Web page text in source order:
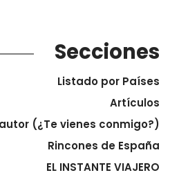
Secciones
Listado por Países
Artículos
(¿Te vienes conmigo?)
Rincones de España
EL INSTANTE VIAJERO